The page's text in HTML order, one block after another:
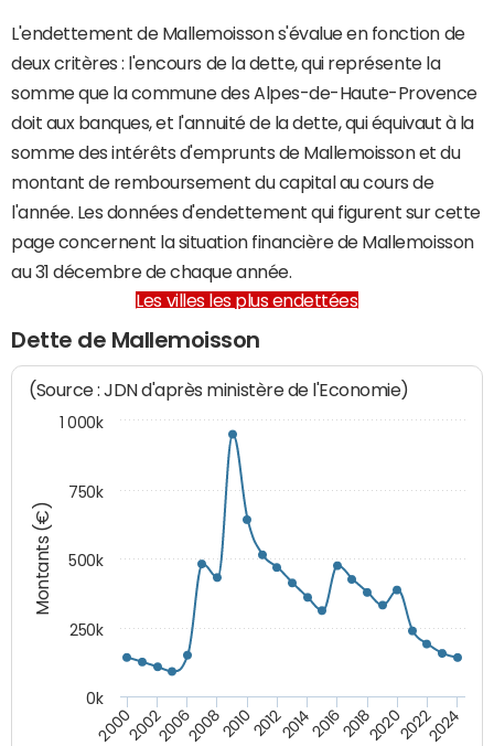
L'endettement de Mallemoisson s'évalue en fonction de
deux critères : l'encours de la dette, qui représente la
somme que la commune des Alpes-de-Haute-Provence
doit aux banques, et l'annuité de la dette, qui équivaut à la
somme des intérêts d'emprunts de Mallemoisson et du
montant de remboursement du capital au cours de
l'année. Les données d'endettement qui figurent sur cette
page concernent la situation financière de Mallemoisson
au 31 décembre de chaque année.
Les villes les plus endettées
Dette de Mallemoisson
Montants (€)
(Source : JDN d'après ministère de l'Economie)
200020022006200820102012201420162018202020222024
0k
250k
500k
750k
1 000k